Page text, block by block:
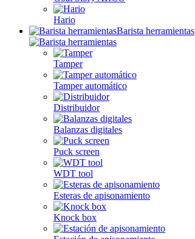
Hario
Barista herramientas
Tamper
Tamper automático
Distribuidor
Balanzas digitales
Puck screen
WDT tool
Esteras de apisonamiento
Knock box